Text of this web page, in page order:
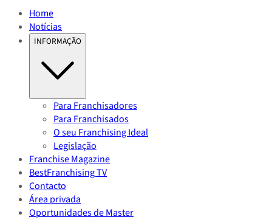
Home
Notícias
INFORMAÇÃO
Para Franchisadores
Para Franchisados
O seu Franchising Ideal
Legislação
Franchise Magazine
BestFranchising TV
Contacto
Área privada
Oportunidades de Master